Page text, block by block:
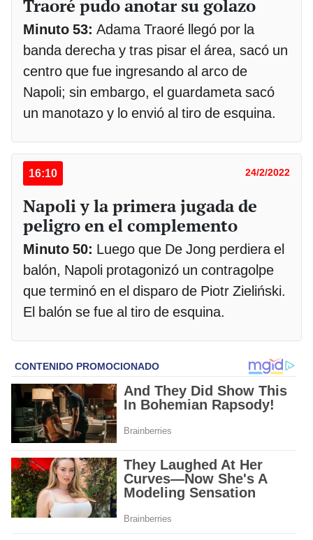
Traoré pudo anotar su golazo
Minuto 53: Adama Traoré llegó por la
banda derecha y tras pisar el área, sacó un
centro que fue ingresando al arco de
Napoli; sin embargo, el guardameta sacó
un manotazo y lo envió al tiro de esquina.
16:10 24/2/2022
Napoli y la primera jugada de
peligro en el complemento
Minuto 50: Luego que De Jong perdiera el
balón, Napoli protagonizó un contragolpe
que terminó en el disparo de Piotr Zieliński.
El balón se fue al tiro de esquina.